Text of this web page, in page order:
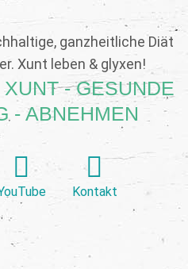
ganzheitliche Diät
Xunt leben & glyxen!
- GESUNDE
- ABNEHMEN
Kontakt